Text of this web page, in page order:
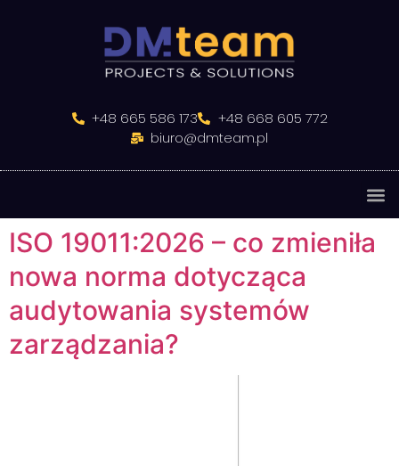
+48 665 586 173
+48 668 605 772
biuro@dmteam.pl
ISO 19011:2026 – co zmieniła
nowa norma dotycząca
audytowania systemów
zarządzania?